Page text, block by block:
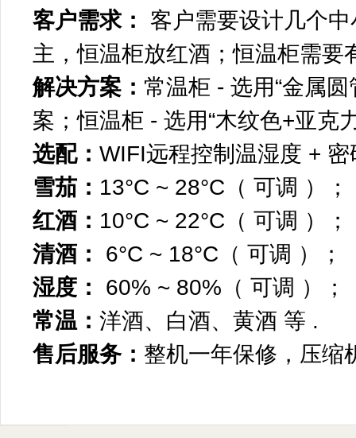
客户需求： 客户需要设计几个
主，恒温柜放红酒；恒温柜需要
解决方案： 常温柜 - 选用“金属
案；恒温柜 - 选用“木纹色+亚克
选配： WIFI远程控制温湿度 + 密
雪茄： 13°C ~ 28°C（ 可调 ）；
红酒： 10°C ~ 22°C（ 可调 ）；
清酒：
6°C ~ 18°C（ 可调 ）；
湿度：
60% ~ 80%（ 可调 ）；
常温： 洋酒、白酒、黄酒 等 .
售后服务： 整机一年保修，压缩